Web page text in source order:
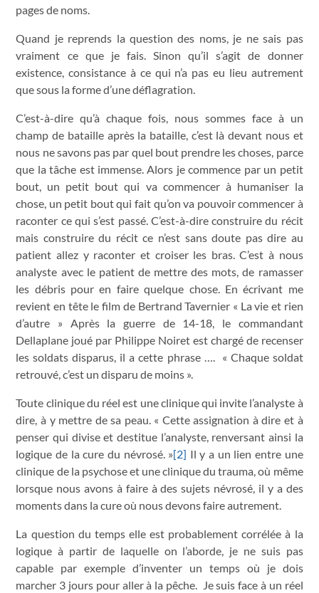
pages de noms.
Quand je reprends la question des noms, je ne sais pas
vraiment ce que je fais. Sinon qu’il s’agit de donner
existence, consistance à ce qui n’a pas eu lieu autrement
que sous la forme d’une déflagration.
C’est-à-dire qu’à chaque fois, nous sommes face à un
champ de bataille après la bataille, c’est là devant nous et
nous ne savons pas par quel bout prendre les choses, parce
que la tâche est immense. Alors je commence par un petit
bout, un petit bout qui va commencer à humaniser la
chose, un petit bout qui fait qu’on va pouvoir commencer à
raconter ce qui s’est passé. C’est-à-dire construire du récit
mais construire du récit ce n’est sans doute pas dire au
patient allez y raconter et croiser les bras. C’est à nous
analyste avec le patient de mettre des mots, de ramasser
les débris pour en faire quelque chose. En écrivant me
revient en tête le film de Bertrand Tavernier « La vie et rien
d’autre » Après la guerre de 14-18, le commandant
Dellaplane joué par Philippe Noiret est chargé de recenser
les soldats disparus, il a cette phrase …. « Chaque soldat
retrouvé, c’est un disparu de moins ».
Toute clinique du réel est une clinique qui invite l’analyste à
dire, à y mettre de sa peau. « Cette assignation à dire et à
penser qui divise et destitue l’analyste, renversant ainsi la
logique de la cure du névrosé. »[2] Il y a un lien entre une
clinique de la psychose et une clinique du trauma, où même
lorsque nous avons à faire à des sujets névrosé, il y a des
moments dans la cure où nous devons faire autrement.
La question du temps elle est probablement corrélée à la
logique à partir de laquelle on l’aborde, je ne suis pas
capable par exemple d’inventer un temps où je dois
marcher 3 jours pour aller à la pêche. Je suis face à un réel